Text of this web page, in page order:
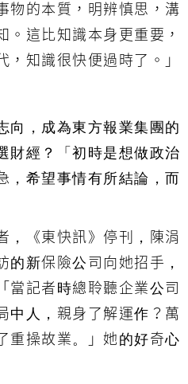
物的本質，明辨慎思，溝
。這比知識本身更重要，
，知識很快便過時了。」
向，成為東方報業集團的
財經？「初時是想做政治
，希望事情有所結論，而
，《東快訊》停刊，陳涓
的新保險公司向她招手，
當記者時總聆聽企業公司
中人，親身了解運作？萬
重操故業。」她的好奇心